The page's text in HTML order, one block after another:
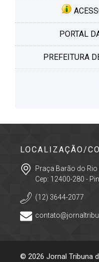
PORTAL
PREFEITURA
LOCALIZAÇÃO/
Praça Barão do
Cep: 12400-280 -
(12) 3644-2077
© 2026 Jornal Tribuna